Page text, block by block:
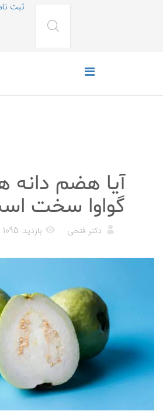
ثبت
آیا هضم دانه
گواوا سخت
دکتر فتحی بازدید: 1095